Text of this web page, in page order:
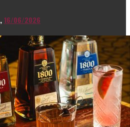
,16/06/2026